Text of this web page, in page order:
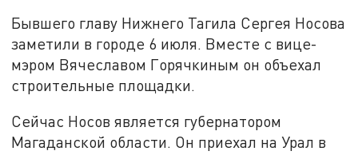
Бывшего главу Нижнего Тагила Сергея Носова
заметили в городе 6 июля. Вместе с вице-
мэром Вячеславом Горячкиным он объехал
строительные площадки.
Сейчас Носов является губернатором
Магаданской области. Он приехал на Урал в